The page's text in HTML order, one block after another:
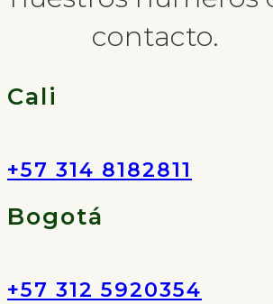
contacto.
Cali
+57 314 8182811
Bogotá
+57 312 5920354